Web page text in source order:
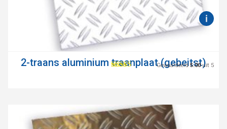
2-traans aluminium traanplaat (gebeitst)
Gewaardeerd5.00uit 5